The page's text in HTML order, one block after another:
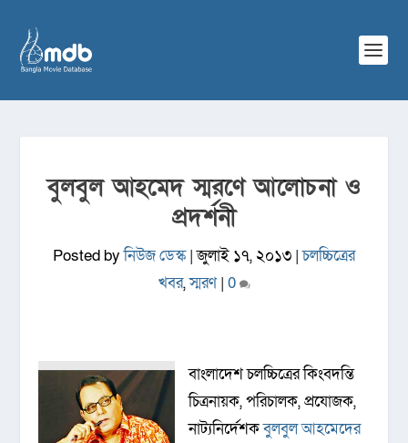
বুলবুল আহমেদ স্মরণে আলোচনা ও
প্রদর্শনী
Posted byনিউজ ডেস্ক|জুলাই ১৭, ২০১৩ |চলচ্চিত্রের
খবর,স্মরণ| 0
বাংলাদেশ চলচ্চিত্রের কিংবদন্তি
চিত্রনায়ক, পরিচালক, প্রযোজক,
নাট্যনির্দেশকবুলবুল আহমেদের